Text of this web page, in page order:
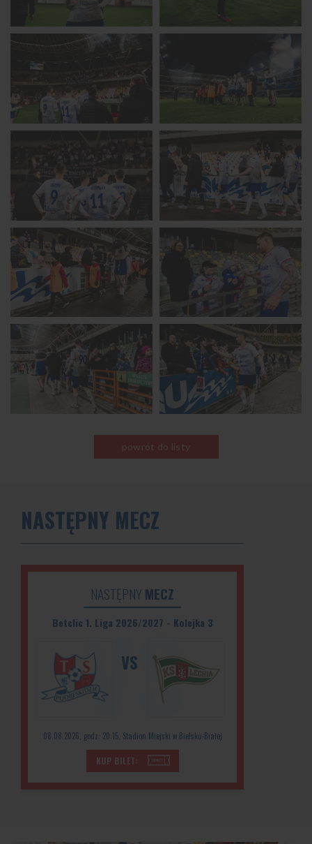
powrót do listy
NASTĘPNY MECZ
NASTĘPNY MECZ
Betclic 1. Liga 2026/2027 - Kolejka 3
VS
08.08.2026, godz: 20:15, Stadion Miejski w Bielsku-Białej
KUP BILET: